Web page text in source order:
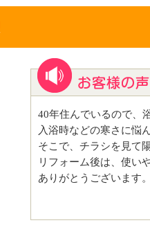
40年住んでいるので、
入浴時などの寒さに悩
そこで、チラシを見て
リフォーム後は、使い
ありがとうございます。